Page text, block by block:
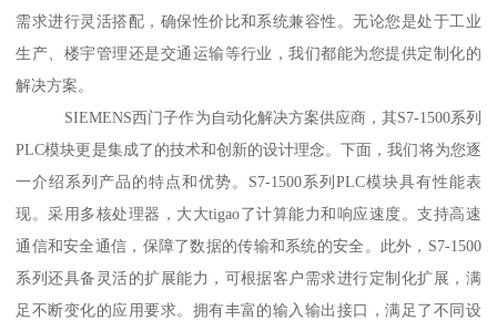
需求进行灵活搭配，确保性价比和系统兼容性。无论您是处于工业
生产、楼宇管理还是交通运输等行业，我们都能为您提供定制化的
解决方案。
SIEMENS西门子作为自动化解决方案供应商，其S7-1500系列
PLC模块更是集成了的技术和创新的设计理念。下面，我们将为您逐
一介绍系列产品的特点和优势。S7-1500系列PLC模块具有性能表
现。采用多核处理器，大大tigao了计算能力和响应速度。支持高速
通信和安全通信，保障了数据的传输和系统的安全。此外，S7-1500
系列还具备灵活的扩展能力，可根据客户需求进行定制化扩展，满
足不断变化的应用要求。拥有丰富的输入输出接口，满足了不同设